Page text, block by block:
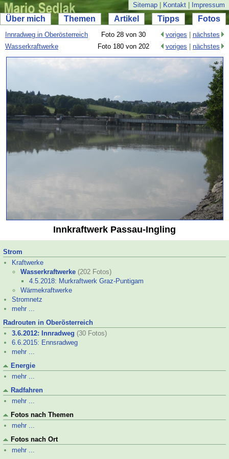
Sitemap Kontakt Impressum
Über mich Themen Artikel Tipps Fotos
Innradweg in Oberösterreich Foto 28 von 30 voriges
nächstes
Wasserkraftwerke
Foto 180 von 202 voriges nächstes
Innkraftwerk Passau-Ingling
Strom
Kraftwerke
Wasserkraftwerke (202 Fotos)
4.5.2018: Murkraftwerk Graz-Puntigam
Wärmekraftwerke
Stromnetz
mehr ...
Radrouten in Oberösterreich
3.6.2012: Innradweg (30 Fotos)
6.6.2015: Ennsradweg
mehr ...
Energie
mehr ...
Radfahren
mehr ...
Fotos nach Themen
mehr ...
Fotos nach Ort
mehr ...